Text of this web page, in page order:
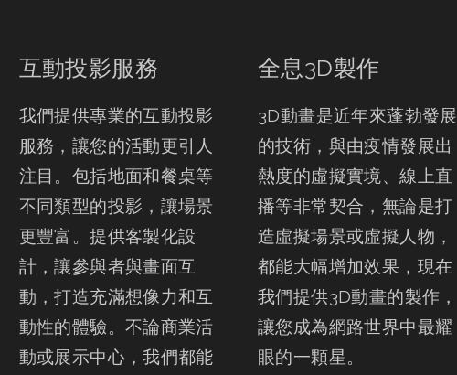
互動投影服務
我們提供專業的互動投影
服務，讓您的活動更引人
注目。包括地面和餐桌等
不同類型的投影，讓場景
更豐富。提供客製化設
計，讓參與者與畫面互
動，打造充滿想像力和互
動性的體驗。不論商業活
動或展示中心，我們都能
全息3D製作
3D動畫是近年來蓬勃發展
的技術，與由疫情發展出
熱度的虛擬實境、線上直
播等非常契合，無論是打
造虛擬場景或虛擬人物，
都能大幅增加效果，現在
我們提供3D動畫的製作，
讓您成為網路世界中最耀
眼的一顆星。